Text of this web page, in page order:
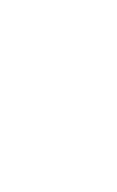
disponibilidad
de ducha tanto en